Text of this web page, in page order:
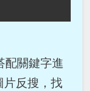
配關鍵字進
片反搜，找